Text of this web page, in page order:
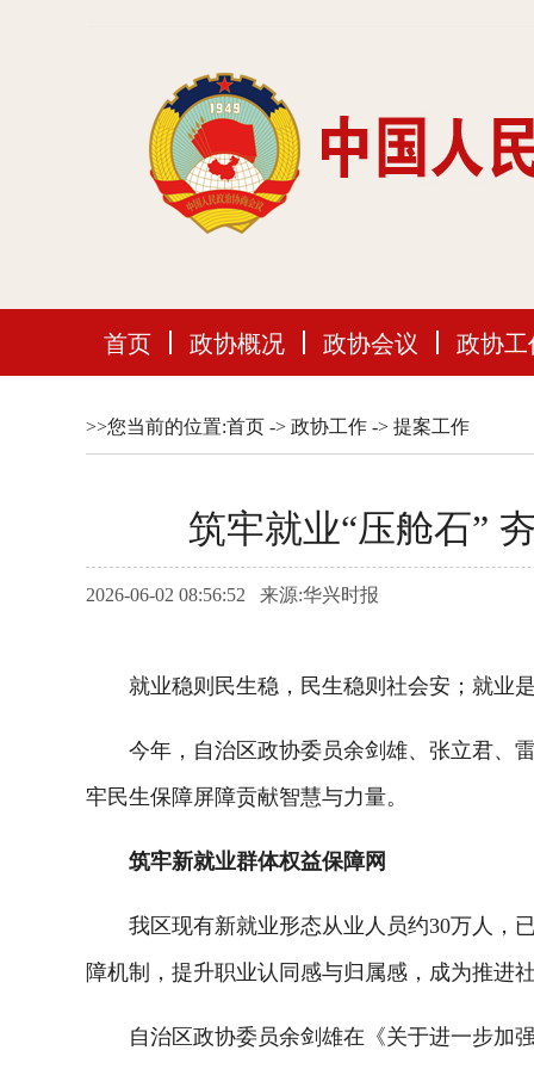
首页 政协概况 政协会议 政协工
>>您当前的位置:首页 -> 政协工作 -> 提案工作
筑牢就业“压舱石”
2026-06-02 08:56:52 来源:华兴时报
就业稳则民生稳，民生稳则社会安；就业是
今年，自治区政协委员余剑雄、张立君、雷
牢民生保障屏障贡献智慧与力量。
筑牢新就业群体权益保障网
我区现有新就业形态从业人员约30万人，已
障机制，提升职业认同感与归属感，成为推进
自治区政协委员余剑雄在《关于进一步加强